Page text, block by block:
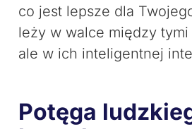
co jest lepsze dla
leży w walce między
ale w ich inteligentnej
Potęga